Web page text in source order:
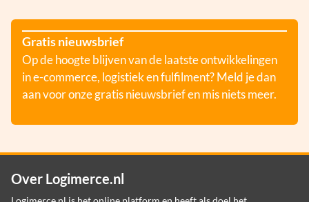
Gratis nieuwsbrief
Op de hoogte blijven van de laatste ontwikkelingen
in e-commerce, logistiek en fulfilment? Meld je dan
aan voor onze gratis nieuwsbrief en mis niets meer.
Over Logimerce.nl